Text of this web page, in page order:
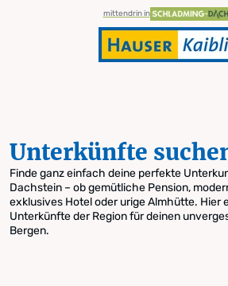
Zum Inhalt springen
Zum Inhaltsverzeichnis springen
Zur Navigation springen
Unterkünfte suchen & buchen
mittendrin in
Unterkünfte
Finde ganz einfach deine perfekte
Dachstein – ob gemütliche Pension,
exklusives Hotel oder urige Almhütte. Hier
Unterkünfte der Region für deinen
Bergen.